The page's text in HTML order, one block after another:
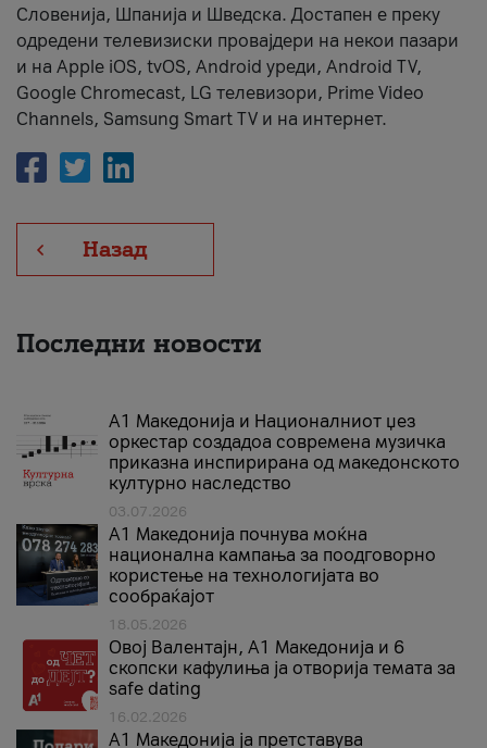
Словенија, Шпанија и Шведска. Достапен е преку
одредени телевизиски провајдери на некои пазари
и на Apple iOS, tvOS, Android уреди, Android TV,
Google Chromecast, LG телевизори, Prime Video
Channels, Samsung Smart TV и на интернет.
Назад
Последни новости
А1 Македонија и Националниот џез
оркестар создадоа современа музичка
приказна инспирирана од македонското
културно наследство
03.07.2026
A1 Македонија почнува моќна
национална кампања за поодговорно
користење на технологијата во
сообраќајот
18.05.2026
Овој Валентајн, A1 Македонија и 6
скопски кафулиња ја отворија темата за
safe dating
16.02.2026
А1 Македонија ја претставува